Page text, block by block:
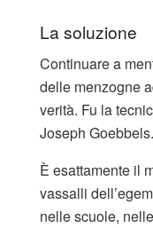
La soluzione
Continuare a
delle menzogne
verità. Fu la
Joseph Goebbels.
È esattamente il
vassalli
nelle scuole,